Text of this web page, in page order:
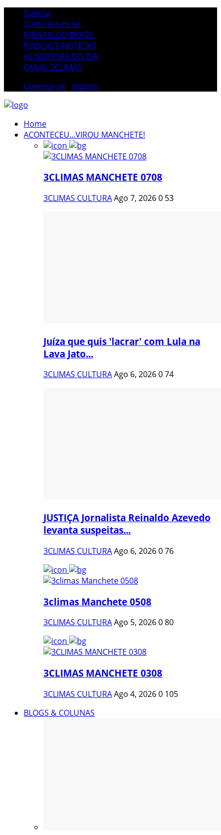
Galeria
Como Anunciar
JORNAIS DO BRASIL
PODCAST/NOTÍCIAS
AS NOTÍCIAS DO DIA
CANAL 3CLIMAS
Conecte-se
registo
Home
ACONTECEU...VIROU MANCHETE!
3CLIMAS MANCHETE 0708
3CLIMAS CULTURAAgo 7, 20260 53
Juíza que quis 'lacrar' com Lula na
Lava Jato...
3CLIMAS CULTURAAgo 6, 2026074
JUSTIÇA Jornalista Reinaldo Azevedo
levanta suspeitas...
3CLIMAS CULTURAAgo 6, 2026076
3climas Manchete 0508
3CLIMAS CULTURAAgo 5, 2026080
3CLIMAS MANCHETE 0308
3CLIMAS CULTURAAgo 4, 20260 105
BLOGS & COLUNAS